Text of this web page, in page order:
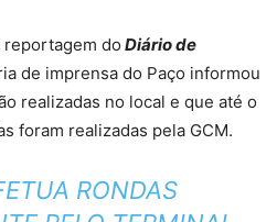
reportagem do Diário de
de imprensa do Paço informou
realizadas no local e que até o
foram realizadas pela GCM.
RONDAS